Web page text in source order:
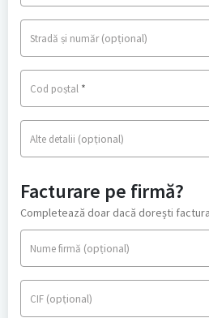
Stradă și număr(opțional)
Cod poștal *
Alte detalii (opțional)
Facturare pe firmă?
Completează doar dacă dorești
Nume firmă (opțional)
CIF (opțional)